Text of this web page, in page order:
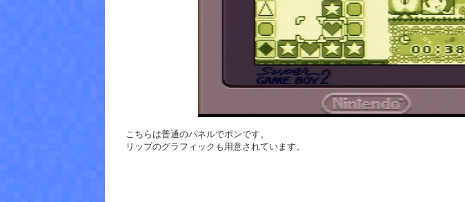
こちらは普通のパネルでポンです。
リップのグラフィックも用意されています。